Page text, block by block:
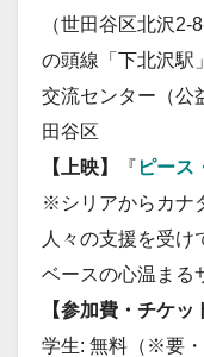
（世田谷区北沢
の頭線「下北沢駅
交流センター（公
田谷区
【上映】
『 ピース
※シリアからカナ
人々の支援を受け
ベースの心温まる
【参加費・チケッ
学生: 無料（※要